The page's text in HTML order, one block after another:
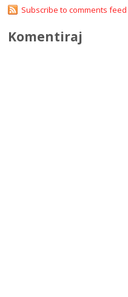
Subscribe to comments feed
Komentiraj